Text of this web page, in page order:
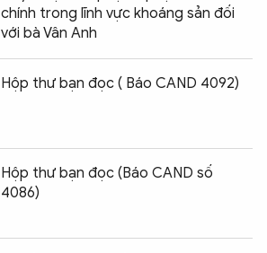
chính trong lĩnh vực khoáng sản đối
với bà Vân Anh
Hộp thư bạn đọc ( Báo CAND 4092)
Hộp thư bạn đọc (Báo CAND số
4086)